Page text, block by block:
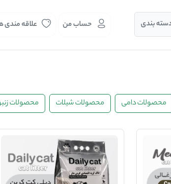
بندی حساب من علاقه مندی
محصولات دامی محصولات شیلات محصولات